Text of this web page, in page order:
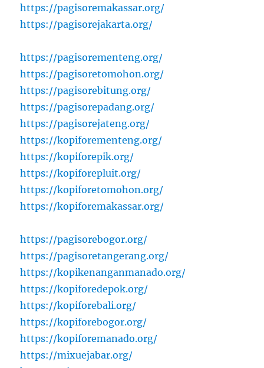
https://pagisoremakassar.org/
https://pagisorejakarta.org/
https://pagisorementeng.org/
https://pagisoretomohon.org/
https://pagisorebitung.org/
https://pagisorepadang.org/
https://pagisorejateng.org/
https://kopiforementeng.org/
https://kopiforepik.org/
https://kopiforepluit.org/
https://kopiforetomohon.org/
https://kopiforemakassar.org/
https://pagisorebogor.org/
https://pagisoretangerang.org/
https://kopikenanganmanado.org/
https://kopiforedepok.org/
https://kopiforebali.org/
https://kopiforebogor.org/
https://kopiforemanado.org/
https://mixuejabar.org/